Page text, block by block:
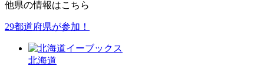
他県の情報はこちら
29都道府県が参加！
北海道